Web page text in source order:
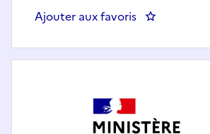
Ajouter aux favoris :